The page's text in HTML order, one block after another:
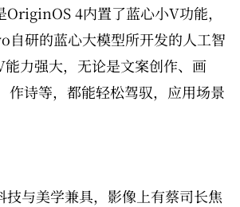
OriginOS 4内置了蓝心小V功能，
自研的蓝心大模型所开发的人工智
力强大，无论是文案创作、画
作诗等，都能轻松驾驭，应用场景
技与美学兼具，影像上有蔡司长焦